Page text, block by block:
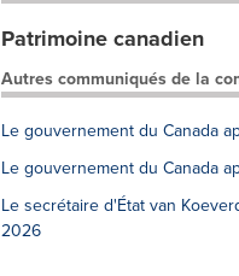
Patrimoine canadien
Autres communiqués de la
Le gouvernement du Canada
Le gouvernement du Canada
Le secrétaire d'État van
2026